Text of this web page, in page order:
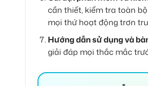
cần thiết, kiểm tra toàn
mọi thứ hoạt động trơn
Hướng dẫn sử dụng và
giải đáp mọi thắc mắc